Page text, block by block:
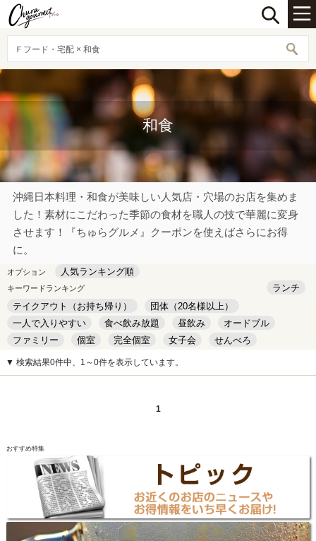
Ｆフード・宅配 × 和食
和食
沖縄日本料理・和食が美味しい人気店・穴場のお店を集めま
した！素材にこだわった季節の食材を職人の技で華麗に変身
させます！『ちゅらグルメ』クーポンを使えばさらにお得
に。
オプション 人気ランキング順
キーワードランキング
ランチ
テイクアウト（お持ち帰り）
団体（20名様以上）
一人で入りやすい
食べ飲み放題 昼飲み
オードブル
ファミリー
個室 完全個室 女子会
せんべろ
キッズルーム
安い デート
▼ 検索結果0件中、1～0件を表示しています。
1
おすすめ特集